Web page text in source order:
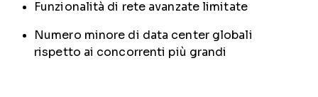
Funzionalità di rete avanzate limitate
Numero minore di data center globali
rispetto ai concorrenti più grandi